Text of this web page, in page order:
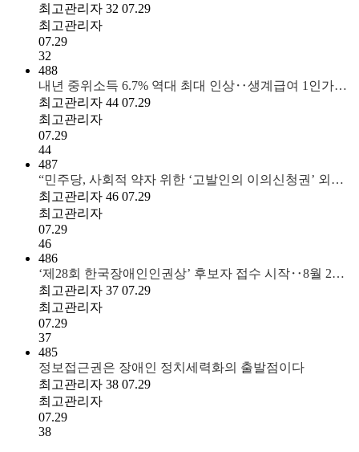
최고관리자 32 07.29
최고관리자
07.29
32
488
내년 중위소득 6.7% 역대 최대 인상‥생계급여 1인가…
최고관리자 44 07.29
최고관리자
07.29
44
487
“민주당, 사회적 약자 위한 ‘고발인의 이의신청권’ 외…
최고관리자 46 07.29
최고관리자
07.29
46
486
‘제28회 한국장애인인권상’ 후보자 접수 시작‥8월 2…
최고관리자 37 07.29
최고관리자
07.29
37
485
정보접근권은 장애인 정치세력화의 출발점이다
최고관리자 38 07.29
최고관리자
07.29
38